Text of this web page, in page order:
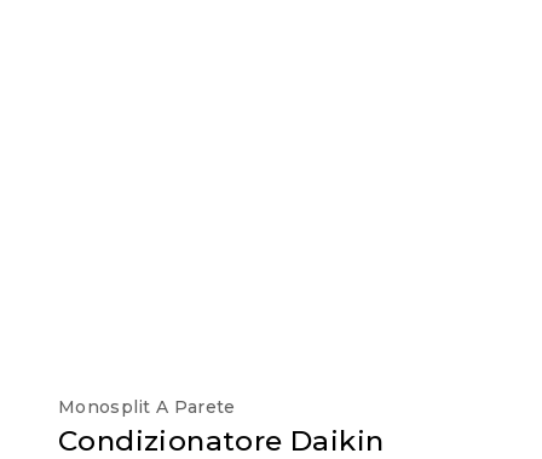
Monosplit A Parete
Condizionatore Daikin